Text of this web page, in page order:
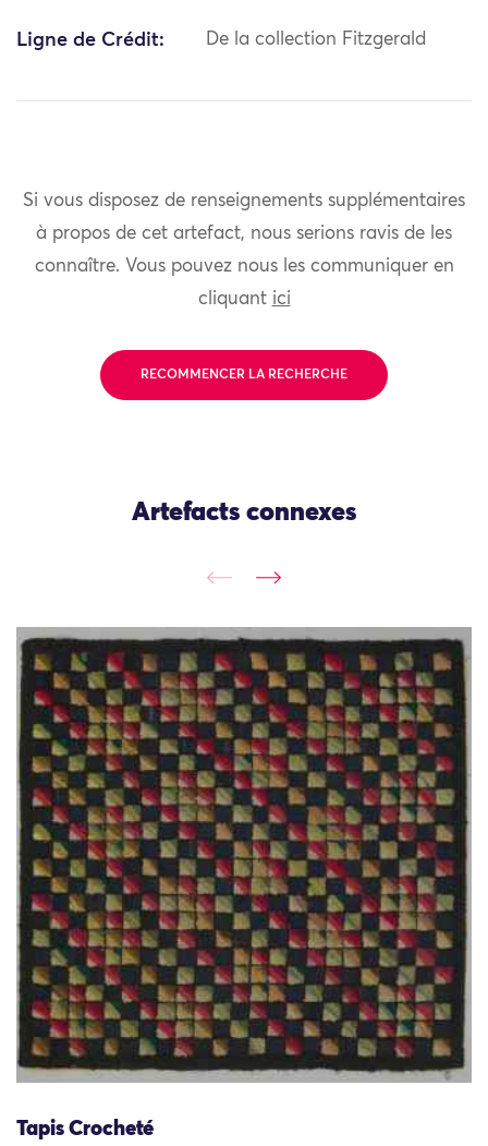
Ligne de Crédit: De la collection Fitzgerald
Si vous disposez de renseignements supplémentaires
à propos de cet artefact, nous serions ravis de les
connaître. Vous pouvez nous les communiquer en
cliquant ici
RECOMMENCER LA RECHERCHE
Artefacts connexes
Tapis Crocheté